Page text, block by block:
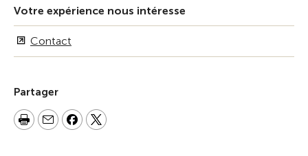
Votre expérience nous intéresse
Contact
Partager